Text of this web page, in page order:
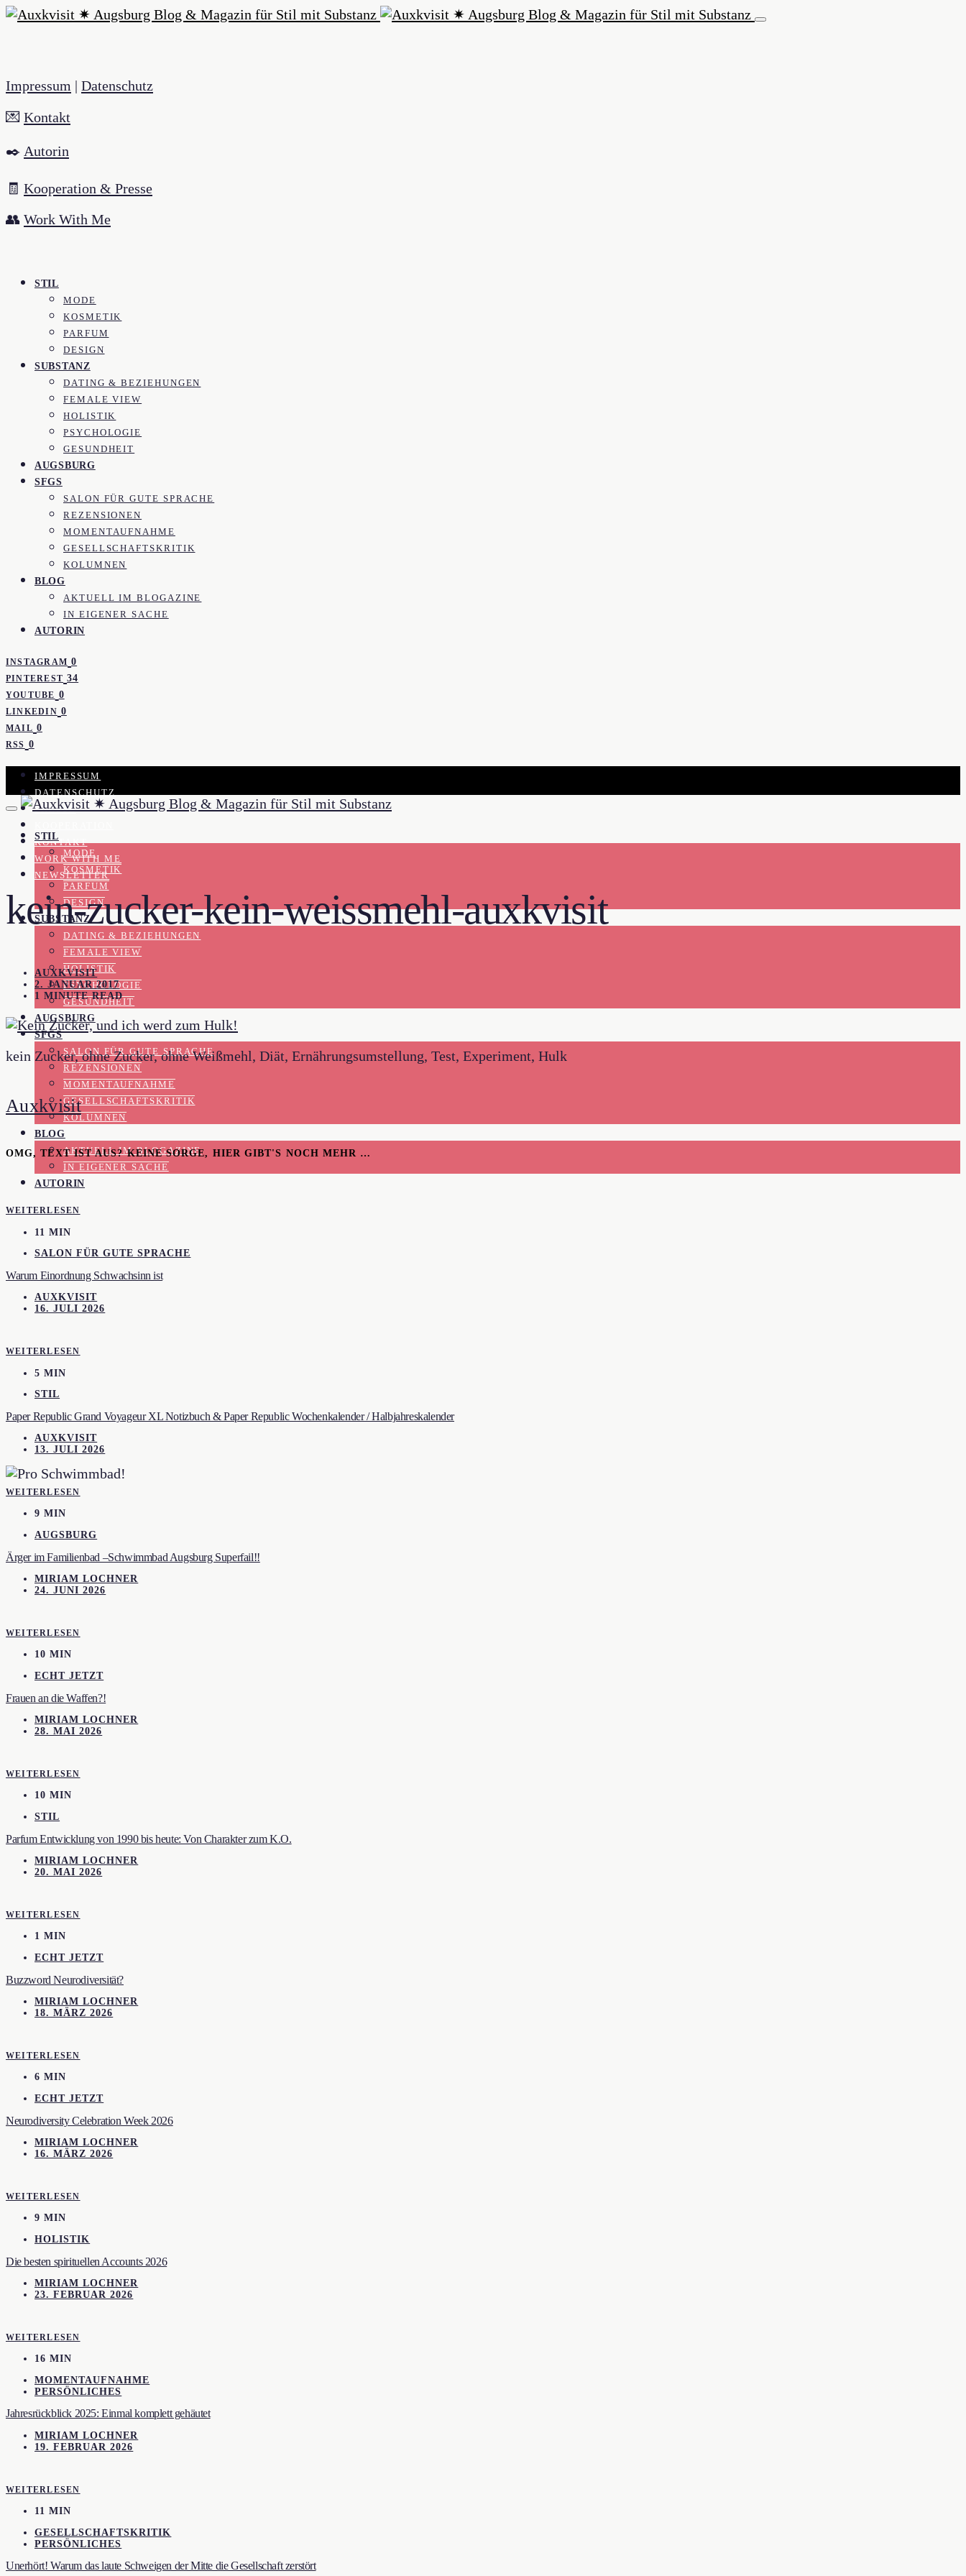
Impressum | Datenschutz
💌 Kontakt
✒️ Autorin
🧾 Kooperation & Presse
👥 Work With Me
STIL
MODE
KOSMETIK
PARFUM
DESIGN
SUBSTANZ
DATING & BEZIEHUNGEN
FEMALE VIEW
HOLISTIK
PSYCHOLOGIE
GESUNDHEIT
AUGSBURG
SFGS
SALON FÜR GUTE SPRACHE
REZENSIONEN
MOMENTAUFNAHME
GESELLSCHAFTSKRITIK
KOLUMNEN
BLOG
AKTUELL IM BLOGAZINE
IN EIGENER SACHE
AUTORIN
INSTAGRAM 0
PINTEREST 34
YOUTUBE 0
LINKEDIN 0
MAIL 0
RSS 0
IMPRESSUM
DATENSCHUTZ
PRESSE
KONTAKT
WORK WITH ME
NEWSLETTER
STIL
MODE
KOSMETIK
PARFUM
DESIGN
SUBSTANZ
DATING & BEZIEHUNGEN
FEMALE VIEW
HOLISTIK
PSYCHOLOGIE
GESUNDHEIT
AUGSBURG
SFGS
SALON FÜR GUTE SPRACHE
REZENSIONEN
MOMENTAUFNAHME
GESELLSCHAFTSKRITIK
KOLUMNEN
BLOG
AKTUELL IM BLOGAZINE
IN EIGENER SACHE
AUTORIN
kein-zucker-kein-weissmehl-auxkvisit
AUXKVISIT
2. JANUAR 2017
1 MINUTE READ
kein Zucker, ohne Zucker, ohne Weißmehl, Diät, Ernährungsumstellung, Test, Experiment, Hulk
Auxkvisit
OMG, TEXT IST AUS? KEINE SORGE, HIER GIBT'S NOCH MEHR …
WEITERLESEN
11 MIN
SALON FÜR GUTE SPRACHE
Warum Einordnung Schwachsinn ist
AUXKVISIT
16. JULI 2026
WEITERLESEN
5 MIN
STIL
Paper Republic Grand Voyageur XL Notizbuch & Paper Republic Wochenkalender / Halbjahreskalender
AUXKVISIT
13. JULI 2026
WEITERLESEN
9 MIN
AUGSBURG
Ärger im Familienbad –Schwimmbad Augsburg Superfail!!
MIRIAM LOCHNER
24. JUNI 2026
WEITERLESEN
10 MIN
ECHT JETZT
Frauen an die Waffen?!
MIRIAM LOCHNER
28. MAI 2026
WEITERLESEN
10 MIN
STIL
Parfum Entwicklung von 1990 bis heute: Von Charakter zum K.O.
MIRIAM LOCHNER
20. MAI 2026
WEITERLESEN
1 MIN
ECHT JETZT
Buzzword Neurodiversität?
MIRIAM LOCHNER
18. MÄRZ 2026
WEITERLESEN
6 MIN
ECHT JETZT
Neurodiversity Celebration Week 2026
MIRIAM LOCHNER
16. MÄRZ 2026
WEITERLESEN
9 MIN
HOLISTIK
Die besten spirituellen Accounts 2026
MIRIAM LOCHNER
23. FEBRUAR 2026
WEITERLESEN
16 MIN
MOMENTAUFNAHME
PERSÖNLICHES
Jahresrückblick 2025: Einmal komplett gehäutet
MIRIAM LOCHNER
19. FEBRUAR 2026
WEITERLESEN
11 MIN
GESELLSCHAFTSKRITIK
PERSÖNLICHES
Unerhört! Warum das laute Schweigen der Mitte die Gesellschaft zerstört